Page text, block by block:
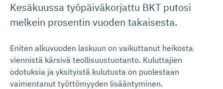
Kesäkuussa työpäiväkorjattu BKT putosi
melkein prosentin vuoden takaisesta.
Eniten alkuvuoden laskuun on vaikuttanut heikosta
viennistä kärsivä teollisuustuotanto. Kuluttajien
odotuksia ja yksityistä kulutusta on puolestaan
vaimentanut työttömyyden lisääntyminen.